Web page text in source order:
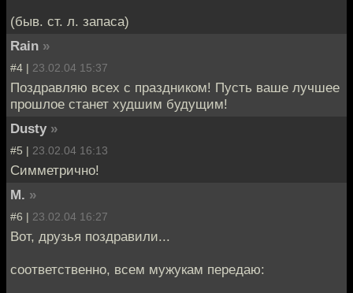
(быв. ст. л. запаса)
Rain »
#4 | 23.02.04 15:37
Поздравляю всех с праздником! Пусть ваше лучшее
прошлое станет худшим будущим!
Dusty »
#5 | 23.02.04 16:13
Симметрично!
M. »
#6 | 23.02.04 16:27
Вот, друзья поздравили...
соответственно, всем мужукам передаю: